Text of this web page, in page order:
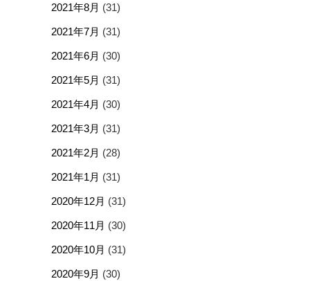
2021年8月 (31)
2021年7月 (31)
2021年6月 (30)
2021年5月 (31)
2021年4月 (30)
2021年3月 (31)
2021年2月 (28)
2021年1月 (31)
2020年12月 (31)
2020年11月 (30)
2020年10月 (31)
2020年9月 (30)